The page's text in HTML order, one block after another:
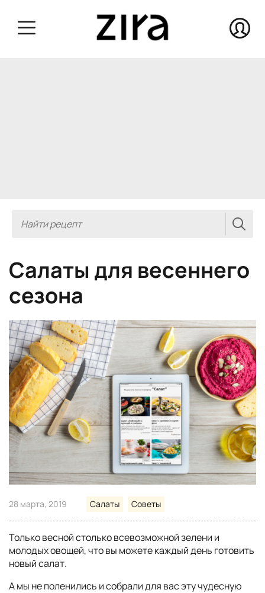
Салаты для весеннего
сезона
28 марта, 2019 Салаты Советы
Только весной столько всевозможной зелени и
молодых овощей, что вы можете каждый день готовить
новый салат.
А мы не поленились и собрали для вас эту чудесную